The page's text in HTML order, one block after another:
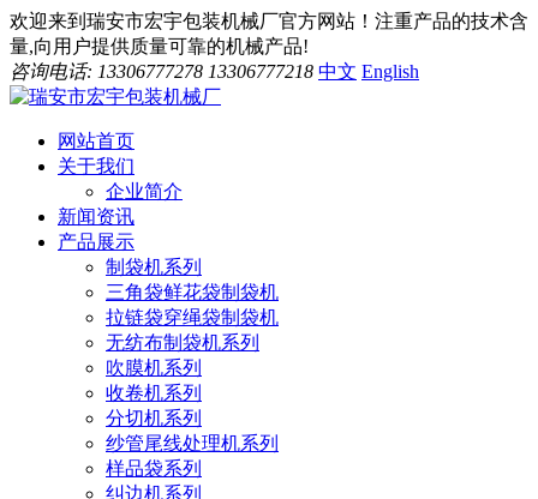
欢迎来到瑞安市宏宇包装机械厂官方网站！注重产品的技术含
量,向用户提供质量可靠的机械产品!
咨询电话: 13306777278 13306777218 中文 English
网站首页
关于我们
企业简介
新闻资讯
产品展示
制袋机系列
三角袋鲜花袋制袋机
拉链袋穿绳袋制袋机
无纺布制袋机系列
吹膜机系列
收卷机系列
分切机系列
纱管尾线处理机系列
样品袋系列
纠边机系列